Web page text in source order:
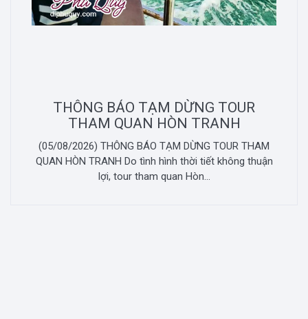
THÔNG BÁO TẠM DỪNG TOUR
THAM QUAN HÒN TRANH
(05/08/2026) THÔNG BÁO TẠM DỪNG TOUR THAM
QUAN HÒN TRANH Do tình hình thời tiết không thuận
lợi, tour tham quan Hòn...